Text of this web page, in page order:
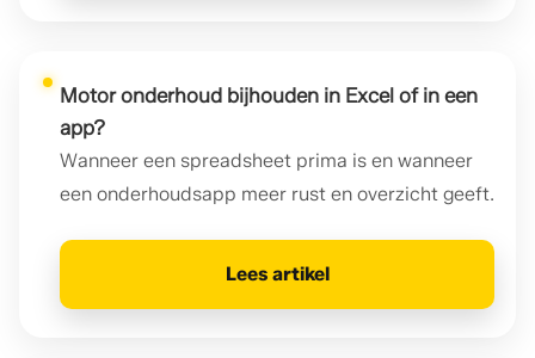
Motor onderhoud bijhouden in Excel of in een
app?
Wanneer een spreadsheet prima is en wanneer
een onderhoudsapp meer rust en overzicht geeft.
Lees artikel